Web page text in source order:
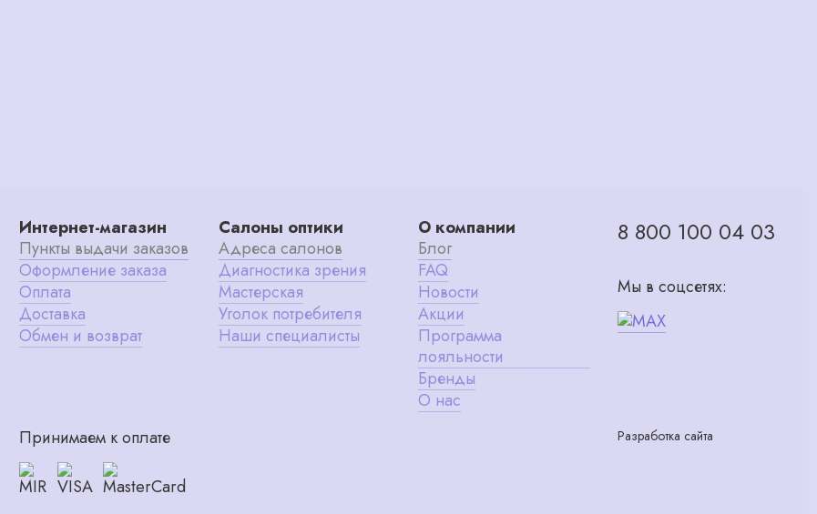
Интернет-магазин
Пункты выдачи заказов
Оформление заказа
Оплата
Доставка
Обмен и возврат
Салоны оптики
Адреса салонов
Диагностика зрения
Мастерская
Уголок потребителя
Наши специалисты
О компании
Блог
FAQ
Новости
Акции
Программа
лояльности
Бренды
О нас
8 800 100 04 03
Мы в соцсетях:
Принимаем к оплате Разработка сайта